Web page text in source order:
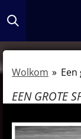
Ga
direct
naar
hoofdinhoud
Wolkom »
EEN GROTE